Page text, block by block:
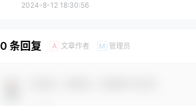
2024-8-12 18:30:56
0 条回复 A 文章作者 M 管理员